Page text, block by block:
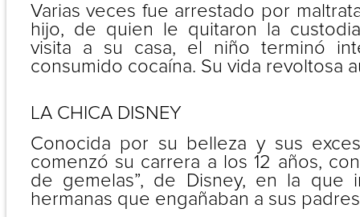
Varias veces fue arrestado por
hijo, de quien le quitaron la
visita a su casa, el niño terminó
consumido cocaína. Su vida revoltosa
LA CHICA DISNEY
Conocida por su belleza y sus
comenzó su carrera a los 12 años,
de gemelas”, de Disney, en la que
hermanas que engañaban a sus